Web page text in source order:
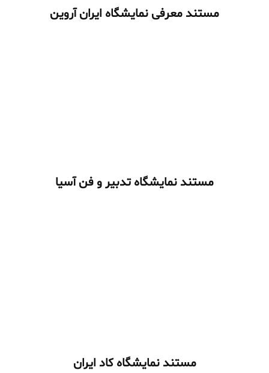
مستند معرفی نمایشگاه ایران آروین
مستند نمایشگاه تدبیر و فن آسیا
مستند نمایشگاه کاد ایران